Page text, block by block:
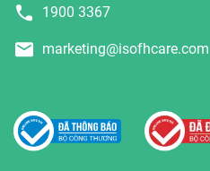
1900 3367
marketing@isofhcare.com